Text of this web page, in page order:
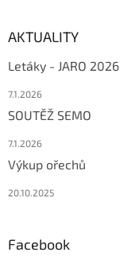
AKTUALITY
Letáky - JARO 2026
7.1.2026
SOUTĚŽ SEMO
7.1.2026
Výkup ořechů
20.10.2025
Facebook